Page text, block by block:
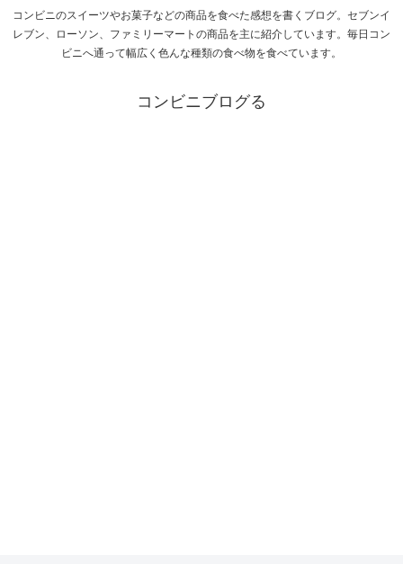
コンビニのスイーツやお菓子などの商品を食べた感想を書くブログ。セブンイ
レブン、ローソン、ファミリーマートの商品を主に紹介しています。毎日コン
ビニへ通って幅広く色んな種類の食べ物を食べています。
コンビニブログる